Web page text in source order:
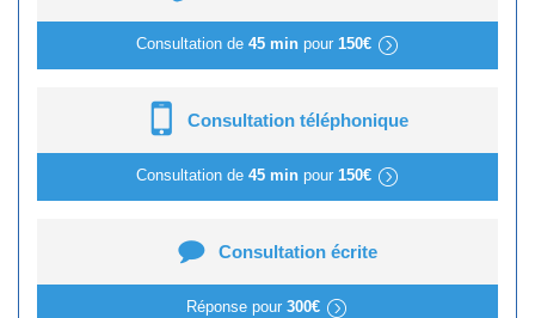
Consultation de 45 minpour 150€
Consultation téléphonique
Consultation de 45 minpour 150€
Consultation écrite
Réponse pour 300€